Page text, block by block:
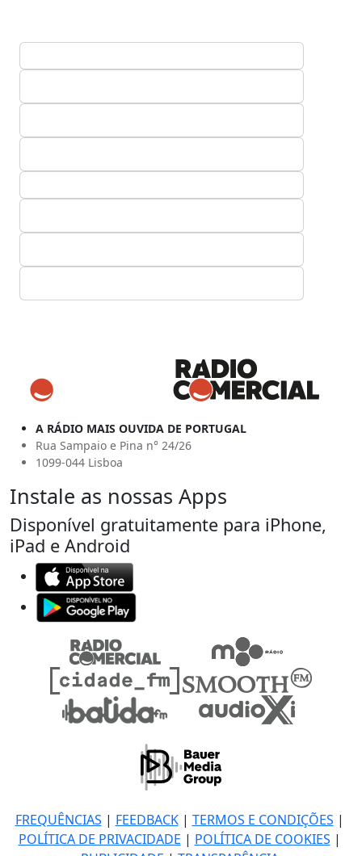
A RÁDIO MAIS OUVIDA DE PORTUGAL
Rua Sampaio e Pina n° 24/26
1099-044 Lisboa
Instale as nossas Apps
Disponível gratuitamente para iPhone,
iPad e Android
FREQUÊNCIAS | FEEDBACK| TERMOS E CONDIÇÕES |
POLÍTICA DE PRIVACIDADE | POLÍTICA DE COOKIES |